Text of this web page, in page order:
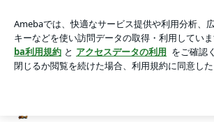
お仕事（西宮市北六甲台）』 | 神戸の金庫
ブログ
アプリをダウンロードして ブログの更新通知
を
ょう。